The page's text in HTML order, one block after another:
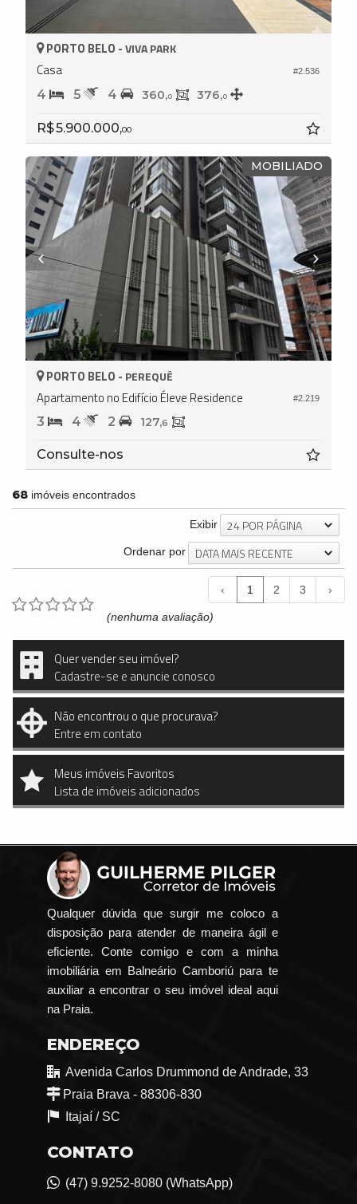
#2.536
PORTO BELO -VIVA PARK
Casa
4 5 4 360,0 376,0
R$ 5.900.000,00
MOBILIADO
#2.219
PORTO BELO - PEREQUÊ
Apartamento no Edifício Éleve Residence
3 4 2 127,6
Consulte-nos
68 imóveis encontrados
Exibir 24 POR PÁGINA
Ordenar por DATA MAIS RECENTE
‹ 1 2 3 ›
(nenhuma avaliação)
Quer vender seu imóvel?
Cadastre-se e anuncie conosco
Não encontrou o que procurava?
Entre em contato
Meus imóveis Favoritos
Lista de imóveis adicionados
Qualquer dúvida que surgir me coloco a
disposição para atender de maneira ágil e
eficiente. Conte comigo e com a minha
imobiliária em Balneário Camboriú para te
auxiliar a encontrar o seu imóvel ideal aqui
na Praia.
ENDEREÇO
Avenida Carlos Drummond de Andrade, 33
Praia Brava - 88306-830
Itajaí / SC
CONTATO
(47) 9.9252-8080 (WhatsApp)